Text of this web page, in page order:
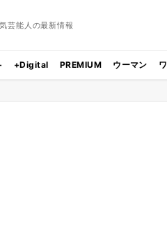
芸能人の最新情報
+Digital PREMIUM ウーマン